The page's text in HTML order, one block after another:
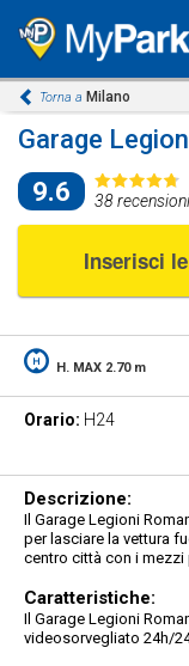
Torna a Milano
Garage
9.6
38 recensioni
Inserisci
H. MAX 2.70 m
Orario: H24
Descrizione:
Il Garage Legioni
per lasciare la vettura
centro città con i
Caratteristiche:
Il Garage Legioni
videosorvegliato 24h/